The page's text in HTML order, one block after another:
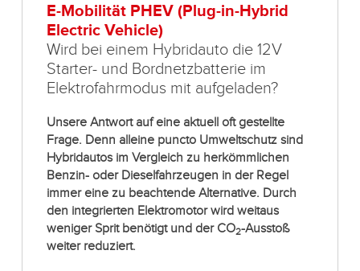
E-Mobilität PHEV (Plug-in-Hybrid
Electric Vehicle)
Wird bei einem Hybridauto die 12V
Starter- und Bordnetzbatterie im
Elektrofahrmodus mit aufgeladen?
Unsere Antwort auf eine aktuell oft gestellte
Frage. Denn alleine puncto Umweltschutz sind
Hybridautos im Vergleich zu herkömmlichen
Benzin- oder Dieselfahrzeugen in der Regel
immer eine zu beachtende Alternative. Durch
den integrierten Elektromotor wird weitaus
weniger Sprit benötigt und der CO2-Ausstoß
weiter reduziert.